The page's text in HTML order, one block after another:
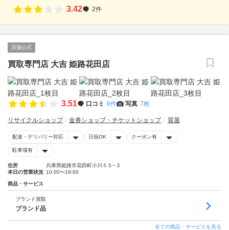
3.42 2件
店舗公式
買取専門店 大吉 姫路花田店
3.51 口コミ 6件 写真 7枚
リサイクルショップ 金券ショップ・チケットショップ 質屋
配達・デリバリー対応 日祝OK クーポン有
駐車場有
住所
兵庫県姫路市花田町小川５５−３
本日の営業状況 10:00〜19:00
商品・サービス
ブランド買取
ブランド品
全ての商品・サービスを見る